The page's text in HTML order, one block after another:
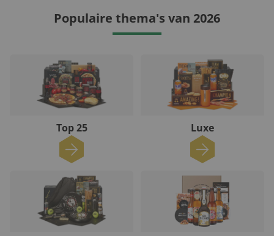
Populaire thema's van 2026
Top 25 Luxe